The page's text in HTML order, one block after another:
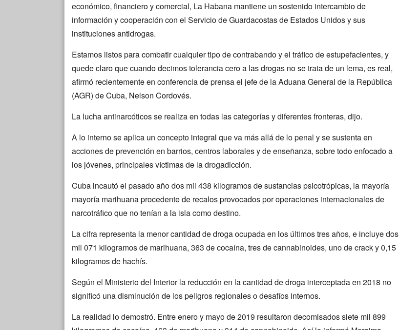
económico, financiero y comercial, La Habana mantiene un sostenido intercambio de
información y cooperación con el Servicio de Guardacostas de Estados Unidos y sus
instituciones antidrogas.
Estamos listos para combatir cualquier tipo de contrabando y el tráfico de estupefacientes, y
quede claro que cuando decimos tolerancia cero a las drogas no se trata de un lema, es real,
afirmó recientemente en conferencia de prensa el jefe de la Aduana General de la República
(AGR) de Cuba, Nelson Cordovés.
La lucha antinarcóticos se realiza en todas las categorías y diferentes fronteras, dijo.
A lo interno se aplica un concepto integral que va más allá de lo penal y se sustenta en
acciones de prevención en barrios, centros laborales y de enseñanza, sobre todo enfocado a
los jóvenes, principales víctimas de la drogadicción.
Cuba incautó el pasado año dos mil 438 kilogramos de sustancias psicotrópicas, la mayoría
mayoría marihuana procedente de recalos provocados por operaciones internacionales de
narcotráfico que no tenían a la isla como destino.
La cifra representa la menor cantidad de droga ocupada en los últimos tres años, e incluye dos
mil 071 kilogramos de marihuana, 363 de cocaína, tres de cannabinoides, uno de crack y 0,15
kilogramos de hachís.
Según el Ministerio del Interior la reducción en la cantidad de droga interceptada en 2018 no
significó una disminución de los peligros regionales o desafíos internos.
La realidad lo demostró. Entre enero y mayo de 2019 resultaron decomisados siete mil 899